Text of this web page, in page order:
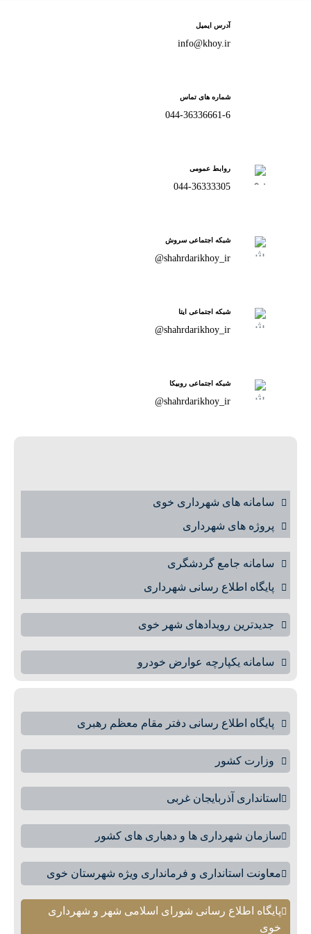
آدرس ایمیل
info@khoy.ir
شماره های تماس
044-36336661-6
روابط عمومی
044-36333305
شبکه اجتماعی سروش
shahrdarikhoy_ir@
شبکه اجتماعی ایتا
shahrdarikhoy_ir@
شبکه اجتماعی روبیکا
shahrdarikhoy_ir@
سامانه های شهرداری خوی
پروژه های شهرداری
سامانه جامع گردشگری
پایگاه اطلاع رسانی شهرداری
جدیدترین رویدادهای شهر خوی
سامانه یکپارچه عوارض خودرو
پایگاه اطلاع رسانی دفتر مقام معظم رهبری
وزارت کشور
استانداری آذربایجان غربی
سازمان شهرداری ها و دهیاری های کشور
معاونت استانداری و فرمانداری ویژه شهرستان خوی
پایگاه اطلاع رسانی شورای اسلامی شهر و شهرداری
خوی